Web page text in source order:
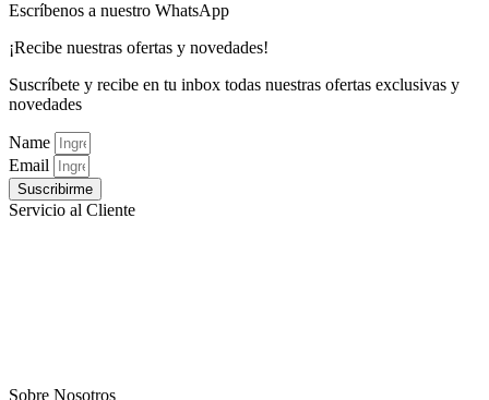
Escríbenos a nuestro WhatsApp
¡Recibe nuestras ofertas y novedades!
Suscríbete y recibe en tu inbox todas nuestras ofertas exclusivas y
novedades
Name
Email
Suscribirme
Servicio al Cliente
Sobre Nosotros